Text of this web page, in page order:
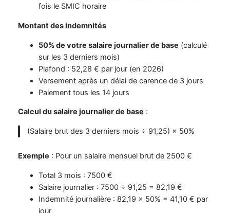
fois le SMIC horaire
Montant des indemnités
50% de votre salaire journalier de base (calculé
sur les 3 derniers mois)
Plafond : 52,28 € par jour (en 2026)
Versement après un délai de carence de 3 jours
Paiement tous les 14 jours
Calcul du salaire journalier de base :
(Salaire brut des 3 derniers mois ÷ 91,25) × 50%
Exemple : Pour un salaire mensuel brut de 2500 €
Total 3 mois : 7500 €
Salaire journalier : 7500 ÷ 91,25 = 82,19 €
Indemnité journalière : 82,19 × 50% = 41,10 € par
jour